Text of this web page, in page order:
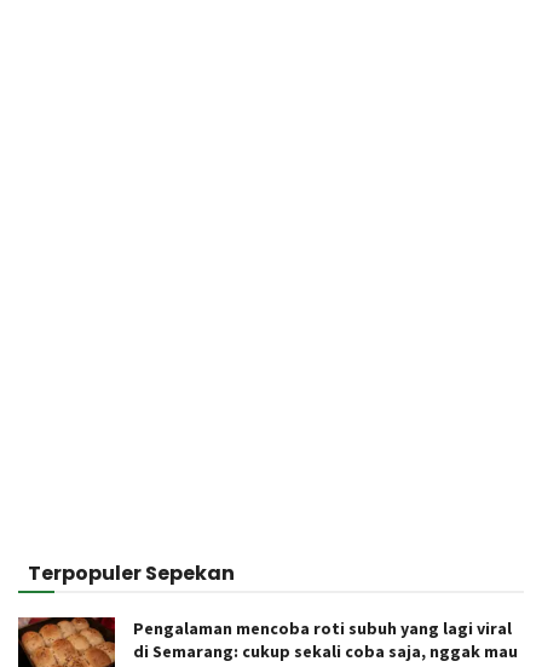
Terpopuler Sepekan
Pengalaman mencoba roti subuh yang lagi viral
di Semarang: cukup sekali coba saja, nggak mau